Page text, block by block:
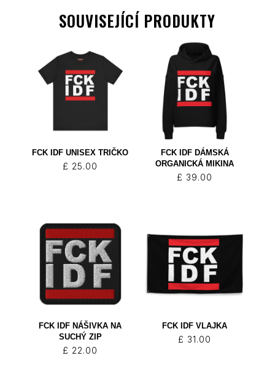
SOUVISEJÍCÍ PRODUKTY
FCK IDF UNISEX TRIČKO
£ 25.00
FCK IDF DÁMSKÁ
ORGANICKÁ MIKINA
£ 39.00
FCK IDF NÁŠIVKA NA
SUCHÝ ZIP
£ 22.00
FCK IDF VLAJKA
£ 31.00